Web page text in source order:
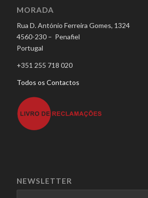
MORADA
Rua D. António Ferreira Gomes, 1324
4560-230 – Penafiel
Portugal
+351 255 718 020
Todos os Contactos
NEWSLETTER